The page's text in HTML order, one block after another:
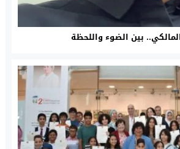
بين الضوء واللحظة